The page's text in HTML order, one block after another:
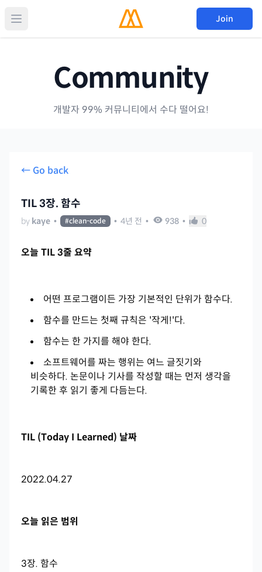
Join
Community
개발자 99% 커뮤니티에서 수다 떨어요!
← Go back
TIL 3장. 함수
by kaye • #clean-code • 4년 전 • 938 • 0
오늘 TIL 3줄 요약
어떤 프로그램이든 가장 기본적인 단위가 함수다.
함수를 만드는 첫째 규칙은 '작게!'다.
함수는 한 가지를 해야 한다.
소프트웨어를 짜는 행위는 여느 글짓기와
비슷하다. 논문이나 기사를 작성할 때는 먼저 생각을
기록한 후 읽기 좋게 다듬는다.
TIL (Today I Learned) 날짜
2022.04.27
오늘 읽은 범위
3장. 함수